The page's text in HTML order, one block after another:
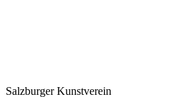
Salzburger Kunstverein